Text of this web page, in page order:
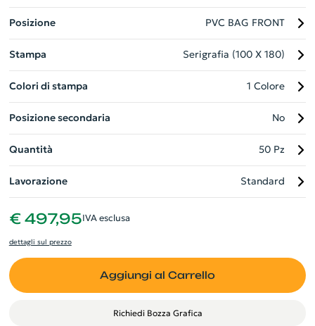
aziendale per aumentare la visibilità del tuo brand. Regala
momenti di svago a clienti e collaboratori!
Posizione PVC BAG FRONT
Stampa Serigrafia (100 X 180)
Colori di stampa 1 Colore
Posizione secondaria No
Quantità 50 Pz
Lavorazione Standard
€ 497,95IVA esclusa
dettagli sul prezzo
Aggiungi al Carrello
Richiedi Bozza Grafica